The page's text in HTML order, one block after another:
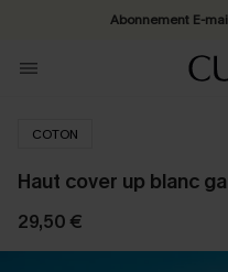
Abonnement E-
COTON
Haut cover up blanc
29,50 €